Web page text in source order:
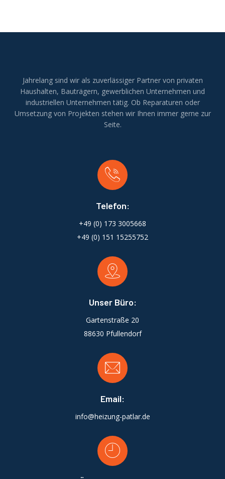
Jahrelang sind wir als zuverlässiger Partner von privaten
Haushalten, Bauträgern, gewerblichen Unternehmen und
industriellen Unternehmen tätig. Ob Reparaturen oder
Umsetzung von Projekten stehen wir Ihnen immer gerne zur
Seite.
Telefon:
+49 (0) 173 3005668
+49 (0) 151 15255752
Unser Büro:
Gartenstraße 20
88630 Pfullendorf
Email:
info@heizung-patlar.de